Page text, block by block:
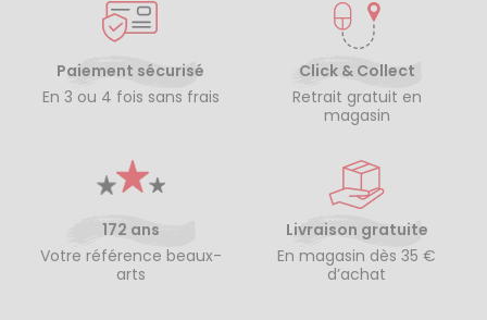
Paiement sécurisé
En 3 ou 4 fois sans frais
Click & Collect
Retrait gratuit en
magasin
172 ans
Votre référence beaux-
arts
Livraison gratuite
En magasin dès 35 €
d’achat